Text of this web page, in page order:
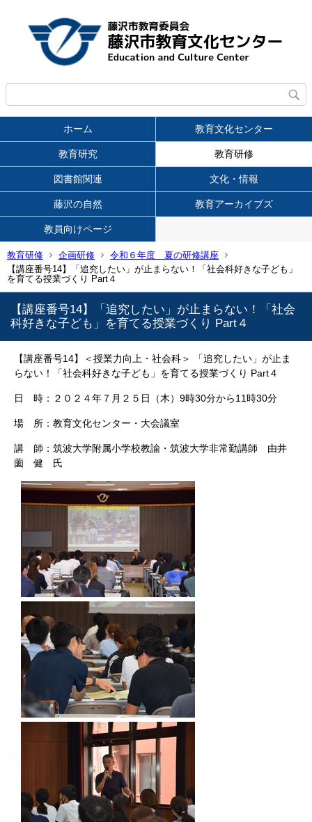
ホーム 教育文化センター
教育研究 教育研修
図書館関連 文化・情報
藤沢の自然 教育アーカイブズ
教員向けページ
教育研修 企画研修
令和６年度 夏の研修講座
【講座番号14】「追究したい」が止まらない！「社会科好きな子ども」
を育てる授業づくり Part４
【講座番号14】「追究したい」が止まらない！「社会
科好きな子ども」を育てる授業づくり Part４
【講座番号14】＜授業力向上・社会科＞
「追究したい」が止ま
らない！「社会科好きな子ども」を育てる授業づくり Part４
日 時：２０２４年７月２５日（木）9時30分から11時30分
場 所：教育文化センター・大会議室
講 師：筑波大学附属小学校教諭・筑波大学非常勤講師 由井
薗 健 氏